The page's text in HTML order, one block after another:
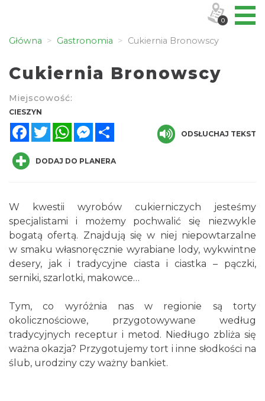
Główna Gastronomia Cukiernia Bronowscy
Cukiernia Bronowscy
Miejscowość:
CIESZYN
FacebookTwitterWhatsAppMessenger
ODSŁUCHAJ TEKST
DODAJ DO PLANERA
W kwestii wyrobów cukierniczych jesteśmy
specjalistami i możemy pochwalić się niezwykle
bogatą ofertą. Znajdują się w niej niepowtarzalne
w smaku własnoręcznie wyrabiane lody, wykwintne
desery, jak i tradycyjne ciasta i ciastka – pączki,
serniki, szarlotki, makowce…
Tym, co wyróżnia nas w regionie są torty
okolicznościowe, przygotowywane według
tradycyjnych receptur i metod. Niedługo zbliża się
ważna okazja? Przygotujemy tort i inne słodkości na
ślub, urodziny czy ważny bankiet.
0